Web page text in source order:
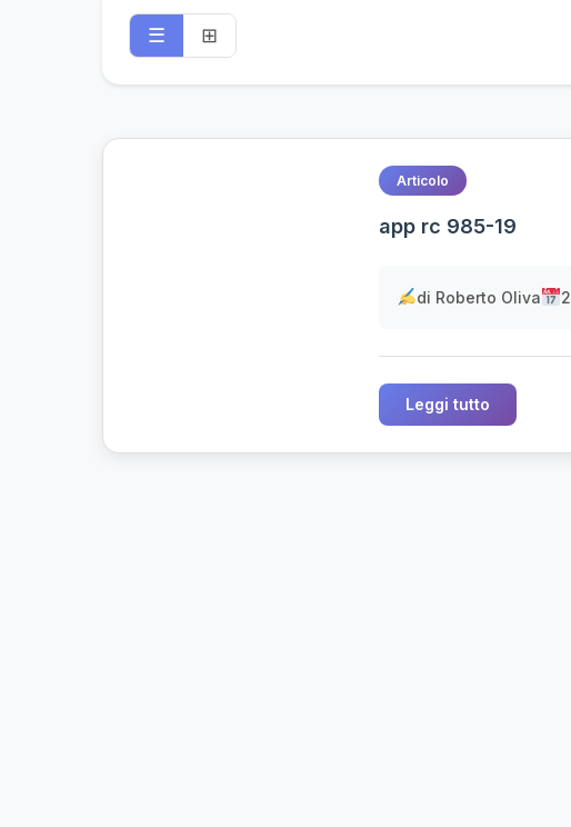
☰ ⊞
Articolo
app rc 985-19
di Roberto Oliva
Leggi tutto